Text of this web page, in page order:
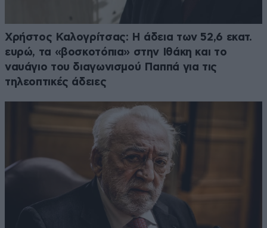
Χρήστος Καλογρίτσας: Η άδεια των 52,6 εκατ.
ευρώ, τα «βοσκοτόπια» στην Ιθάκη και το
ναυάγιο του διαγωνισμού Παππά για τις
τηλεοπτικές άδειες